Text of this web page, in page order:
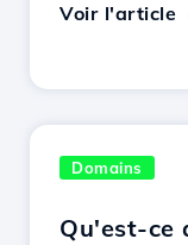
Voir l'article
Domains
Qu'est-ce